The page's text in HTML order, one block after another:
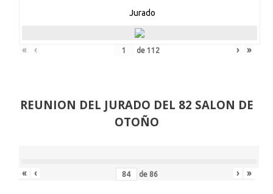
Jurado
« ‹ de 112 › »
REUNION DEL JURADO DEL 82 SALON DE
OTOÑO
« ‹ de 86 › »